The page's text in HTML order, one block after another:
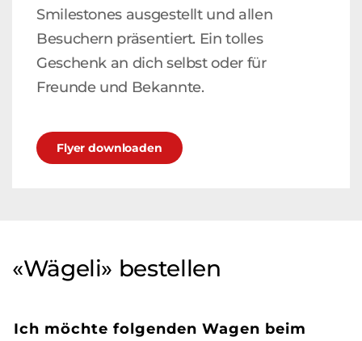
Smilestones ausgestellt und allen
Besuchern präsentiert. Ein tolles
Geschenk an dich selbst oder für
Freunde und Bekannte.
Flyer downloaden
«Wägeli» bestellen
Ich möchte folgenden Wagen beim